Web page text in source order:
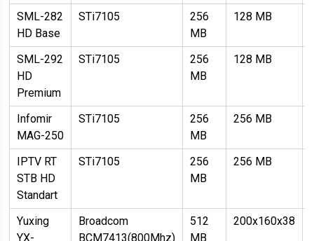
SML-282
HD Base
STi7105
256
MB
128 MB
SML-292
HD
Premium
STi7105
256
MB
128 MB
Infomir
MAG-250
STi7105
256
MB
256 MB
IPTV RT
STB HD
Standart
STi7105
256
MB
256 MB
Yuxing
YX-
Broadcom
BCM7413(800Mhz)
512
MB
200x160x38